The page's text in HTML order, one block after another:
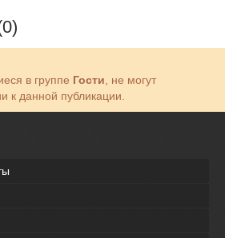
в группе Гости , не могут
к данной публикации.